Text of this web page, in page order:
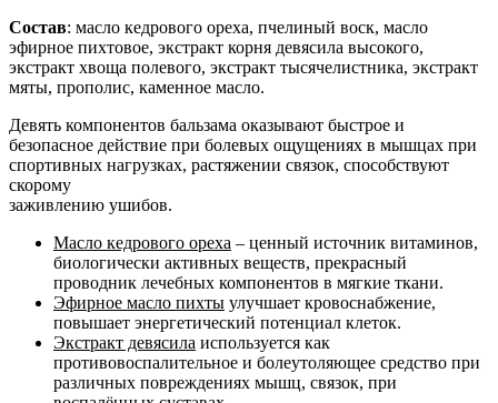
Состав: масло кедрового ореха, пчелиный воск, масло
эфирное пихтовое, экстракт корня девясила высокого,
экстракт хвоща полевого, экстракт тысячелистника, экстракт
мяты, прополис, каменное масло.
Девять компонентов бальзама оказывают быстрое и
безопасное действие при болевых ощущениях в мышцах при
спортивных нагрузках, растяжении связок, способствуют
скорому
заживлению ушибов.
Масло кедрового ореха – ценный источник витаминов,
биологически активных веществ, прекрасный
проводник лечебных компонентов в мягкие ткани.
Эфирное масло пихты улучшает кровоснабжение,
повышает энергетический потенциал клеток.
Экстракт девясила используется как
противовоспалительное и болеутоляющее средство при
различных повреждениях мышц, связок, при